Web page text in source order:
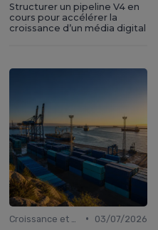
Structurer un pipeline V4 en
cours pour accélérer la
croissance d’un média digital
•
03/07/2026